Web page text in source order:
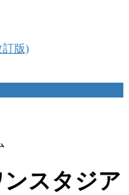
訂版)
スタジア